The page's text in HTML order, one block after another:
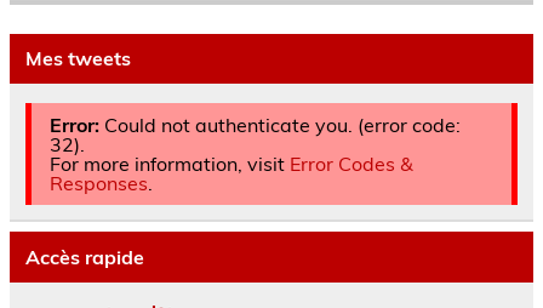
Mes tweets
Error:Could not authenticate you. (error code:
32).
For more information, visit Error Codes &
Responses
Accès rapide